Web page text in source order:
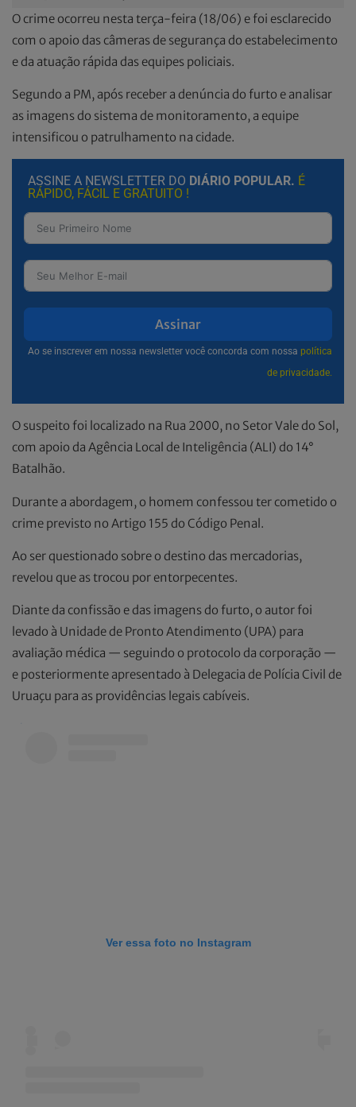
O crime ocorreu nesta terça-feira (18/06) e foi esclarecido
com o apoio das câmeras de segurança do estabelecimento
e da atuação rápida das equipes policiais.
Segundo a PM, após receber a denúncia do furto e analisar
as imagens do sistema de monitoramento, a equipe
intensificou o patrulhamento na cidade.
ASSINE A NEWSLETTER DO DIÁRIO POPULAR. É
RÁPIDO, FÁCIL E GRATUITO !
Assinar
Ao se inscrever em nossa newsletter você concorda com nossa política
de privacidade.
O suspeito foi localizado na Rua 2000, no Setor Vale do Sol,
com apoio da Agência Local de Inteligência (ALI) do 14°
Batalhão.
Durante a abordagem, o homem confessou ter cometido o
crime previsto no Artigo 155 do Código Penal.
Ao ser questionado sobre o destino das mercadorias,
revelou que as trocou por entorpecentes.
Diante da confissão e das imagens do furto, o autor foi
levado à Unidade de Pronto Atendimento (UPA) para
avaliação médica — seguindo o protocolo da corporação —
e posteriormente apresentado à Delegacia de Polícia Civil de
Uruaçu para as providências legais cabíveis.
Ver essa foto no Instagram